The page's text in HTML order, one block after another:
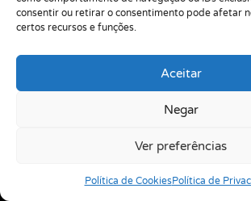
consentir ou retirar o consentimento pode afetar
certos recursos e funções.
Aceitar
Negar
Ver preferências
Política de CookiesPolítica de